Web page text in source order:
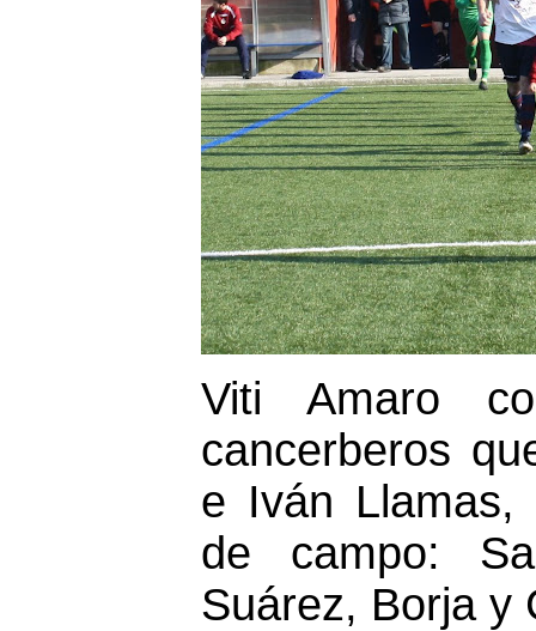
Viti Amaro
cancerberos
e Iván Llamas,
de campo:
Suárez, Borja y